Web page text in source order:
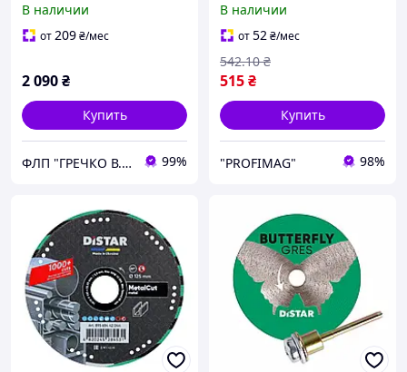
чистий рез (11127457030)
В наличии
от209₴/мес
2 090₴
Купить
ФЛП "ГРЕЧКО В. Д." 99%
охлаждение)
В наличии
от52₴/мес
515₴
542.10 ₴
Купить
"PROFIMAG" 98%